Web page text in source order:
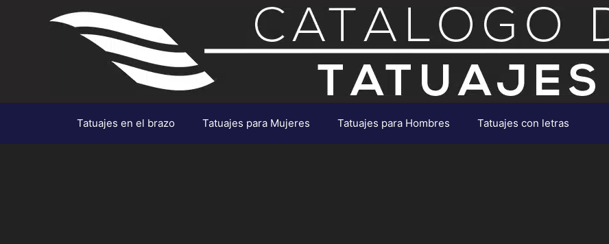
Tatuajes en el brazo Tatuajes para Mujeres Tatuajes para Hombres Tatuajes con letras